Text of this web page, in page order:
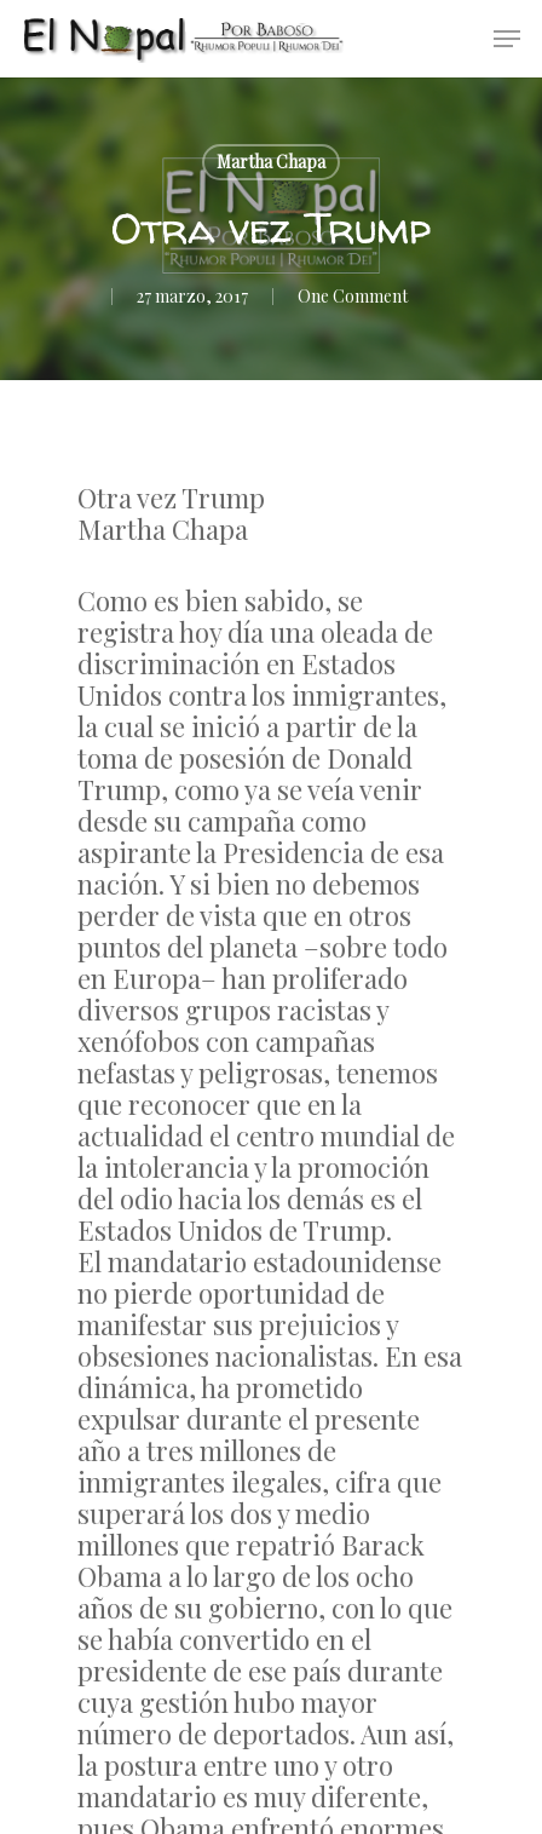
Skip
main
content
Martha Chapa
Otra vez Trump
27 marzo, 2017 One Comment
Otra vez Trump
Martha Chapa
Como es bien sabido, se
registra hoy día una oleada de
discriminación en Estados
Unidos contra los inmigrantes,
la cual se inició a partir de la
toma de posesión de Donald
Trump, como ya se veía venir
desde su campaña como
aspirante la Presidencia de esa
nación. Y si bien no debemos
perder de vista que en otros
puntos del planeta –sobre todo
en Europa– han proliferado
diversos grupos racistas y
xenófobos con campañas
nefastas y peligrosas, tenemos
que reconocer que en la
actualidad el centro mundial de
la intolerancia y la promoción
del odio hacia los demás es el
Estados Unidos de Trump.
El mandatario estadounidense
no pierde oportunidad de
manifestar sus prejuicios y
obsesiones nacionalistas. En esa
dinámica, ha prometido
expulsar durante el presente
año a tres millones de
inmigrantes ilegales, cifra que
superará los dos y medio
millones que repatrió Barack
Obama a lo largo de los ocho
años de su gobierno, con lo que
se había convertido en el
presidente de ese país durante
cuya gestión hubo mayor
número de deportados. Aun así,
la postura entre uno y otro
mandatario es muy diferente,